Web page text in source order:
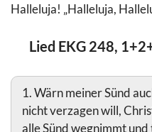
Halleluja! „Halleluja,
Lied EKG 248,
1. Wärn meiner Sünd
nicht verzagen will,
alle Sünd wegnimmt